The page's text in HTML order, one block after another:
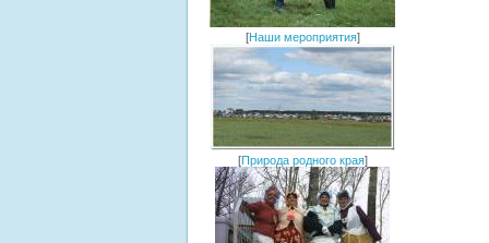
[Наши мероприятия]
[Природа родного края]